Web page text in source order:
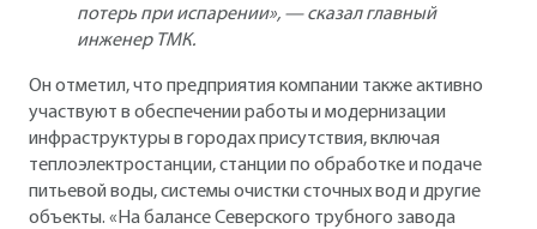
потерь при испарении», — сказал главный
инженер ТМК.
Он отметил, что предприятия компании также активно
участвуют в обеспечении работы и модернизации
инфраструктуры в городах присутствия, включая
теплоэлектростанции, станции по обработке и подаче
питьевой воды, системы очистки сточных вод и другие
объекты. «На балансе Северского трубного завода